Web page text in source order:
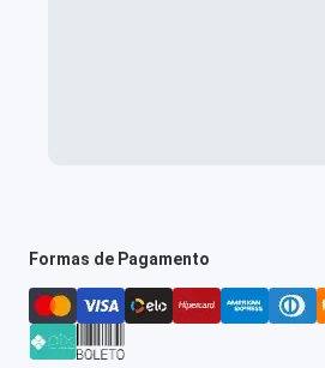
Formas de Pagamento